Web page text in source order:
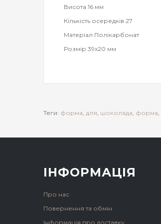
Висота 16 мм
Кількість осередків 27
Матеріал Полікарбонат
Розмір 39x20 мм
Теги: форма, для, шоколада, форма,
ІНФОРМАЦІЯ
Про нас
Повернення та обмін
Інформація про доставку